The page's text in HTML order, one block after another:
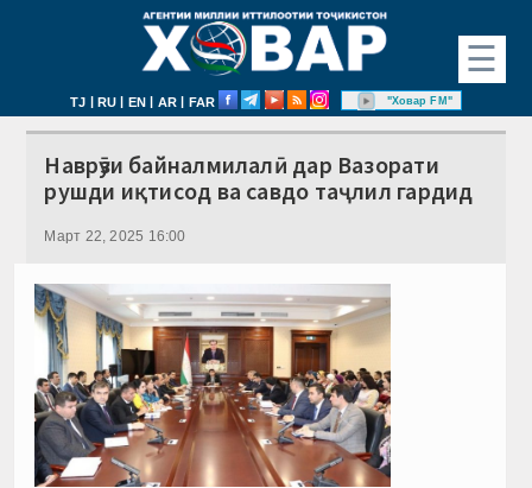
☰
TJ | RU | EN | AR | FAR "Ховар FM"
Наврӯзи байналмилалӣ дар Вазорати
рушди иқтисод ва савдо таҷлил гардид
Март 22, 2025 16:00